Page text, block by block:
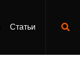
Статьи